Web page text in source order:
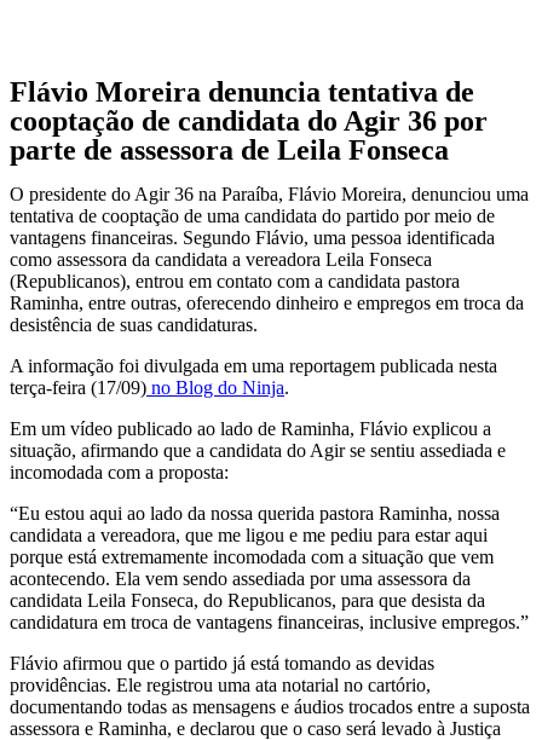
Flávio Moreira denuncia tentativa de
cooptação de candidata do Agir 36 por
parte de assessora de Leila Fonseca
O presidente do Agir 36 na Paraíba, Flávio Moreira, denunciou uma
tentativa de cooptação de uma candidata do partido por meio de
vantagens financeiras. Segundo Flávio, uma pessoa identificada
como assessora da candidata a vereadora Leila Fonseca
(Republicanos), entrou em contato com a candidata pastora
Raminha, entre outras, oferecendo dinheiro e empregos em troca da
desistência de suas candidaturas.
A informação foi divulgada em uma reportagem publicada nesta
terça-feira (17/09) no Blog do Ninja.
Em um vídeo publicado ao lado de Raminha, Flávio explicou a
situação, afirmando que a candidata do Agir se sentiu assediada e
incomodada com a proposta:
“Eu estou aqui ao lado da nossa querida pastora Raminha, nossa
candidata a vereadora, que me ligou e me pediu para estar aqui
porque está extremamente incomodada com a situação que vem
acontecendo. Ela vem sendo assediada por uma assessora da
candidata Leila Fonseca, do Republicanos, para que desista da
candidatura em troca de vantagens financeiras, inclusive empregos.”
Flávio afirmou que o partido já está tomando as devidas
providências. Ele registrou uma ata notarial no cartório,
documentando todas as mensagens e áudios trocados entre a suposta
assessora e Raminha, e declarou que o caso será levado à Justiça